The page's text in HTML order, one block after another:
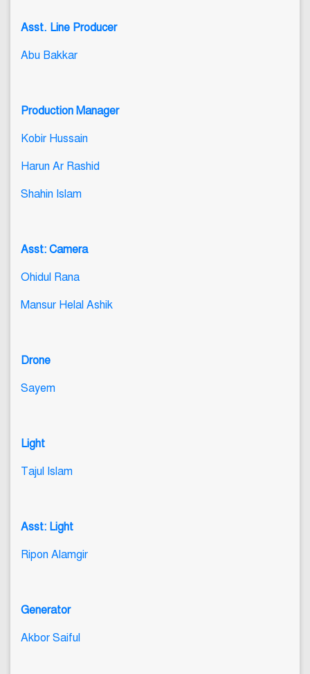
Asst. Line Producer
Abu Bakkar
Production Manager
Kobir Hussain
Harun Ar Rashid
Shahin Islam
Asst: Camera
Ohidul Rana
Mansur Helal Ashik
Drone
Sayem
Light
Tajul Islam
Asst: Light
Ripon Alamgir
Generator
Akbor Saiful